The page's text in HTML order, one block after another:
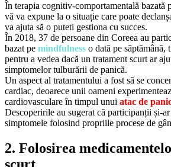
În terapia cognitiv-comportamentală bazată
vă va expune la o situație care poate
va ajuta să o puteti gestiona cu succes.
În 2018, 37 de persoane din Coreea au
bazat pe mindfulness o dată pe săptămână,
pentru a vedea dacă un tratament scurt ar
simptomelor tulburării de panică.
Un aspect al tratamentului a fost să se
cardiac, deoarece unii oameni
cardiovasculare în timpul unui atac de
Descoperirile au sugerat că participanții și-
simptomele folosind propriile procese de
2. Folosirea